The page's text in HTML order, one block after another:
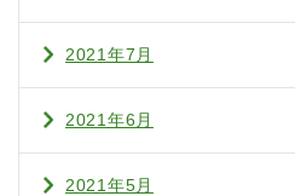
2021年7月
2021年6月
2021年5月